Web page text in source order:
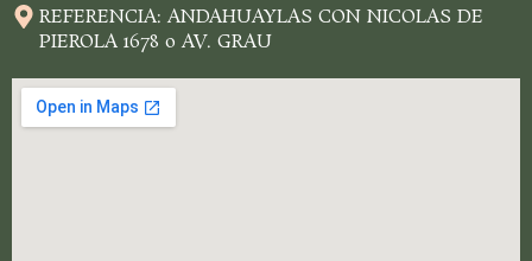
REFERENCIA: ANDAHUAYLAS CON NICOLAS DE
PIEROLA 1678 o AV. GRAU